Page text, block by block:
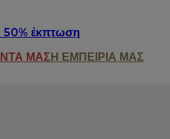
50% έκπτωση
ΜΑΣΗ ΕΜΠΕΙΡΙΑ ΜΑΣ